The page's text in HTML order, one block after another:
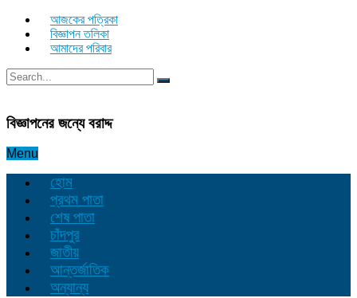
আজকের পত্রিকা
বিজ্ঞাপন তলিকা
আমাদের পরিবার
বিজ্ঞাপনের জন্যে বরাদ্দ
Menu
হোম
প্রথম পাতা
শেষ পাতা
চাঁদপুর
জাতীয়
আন্তর্জাতিক
অন্যান্য